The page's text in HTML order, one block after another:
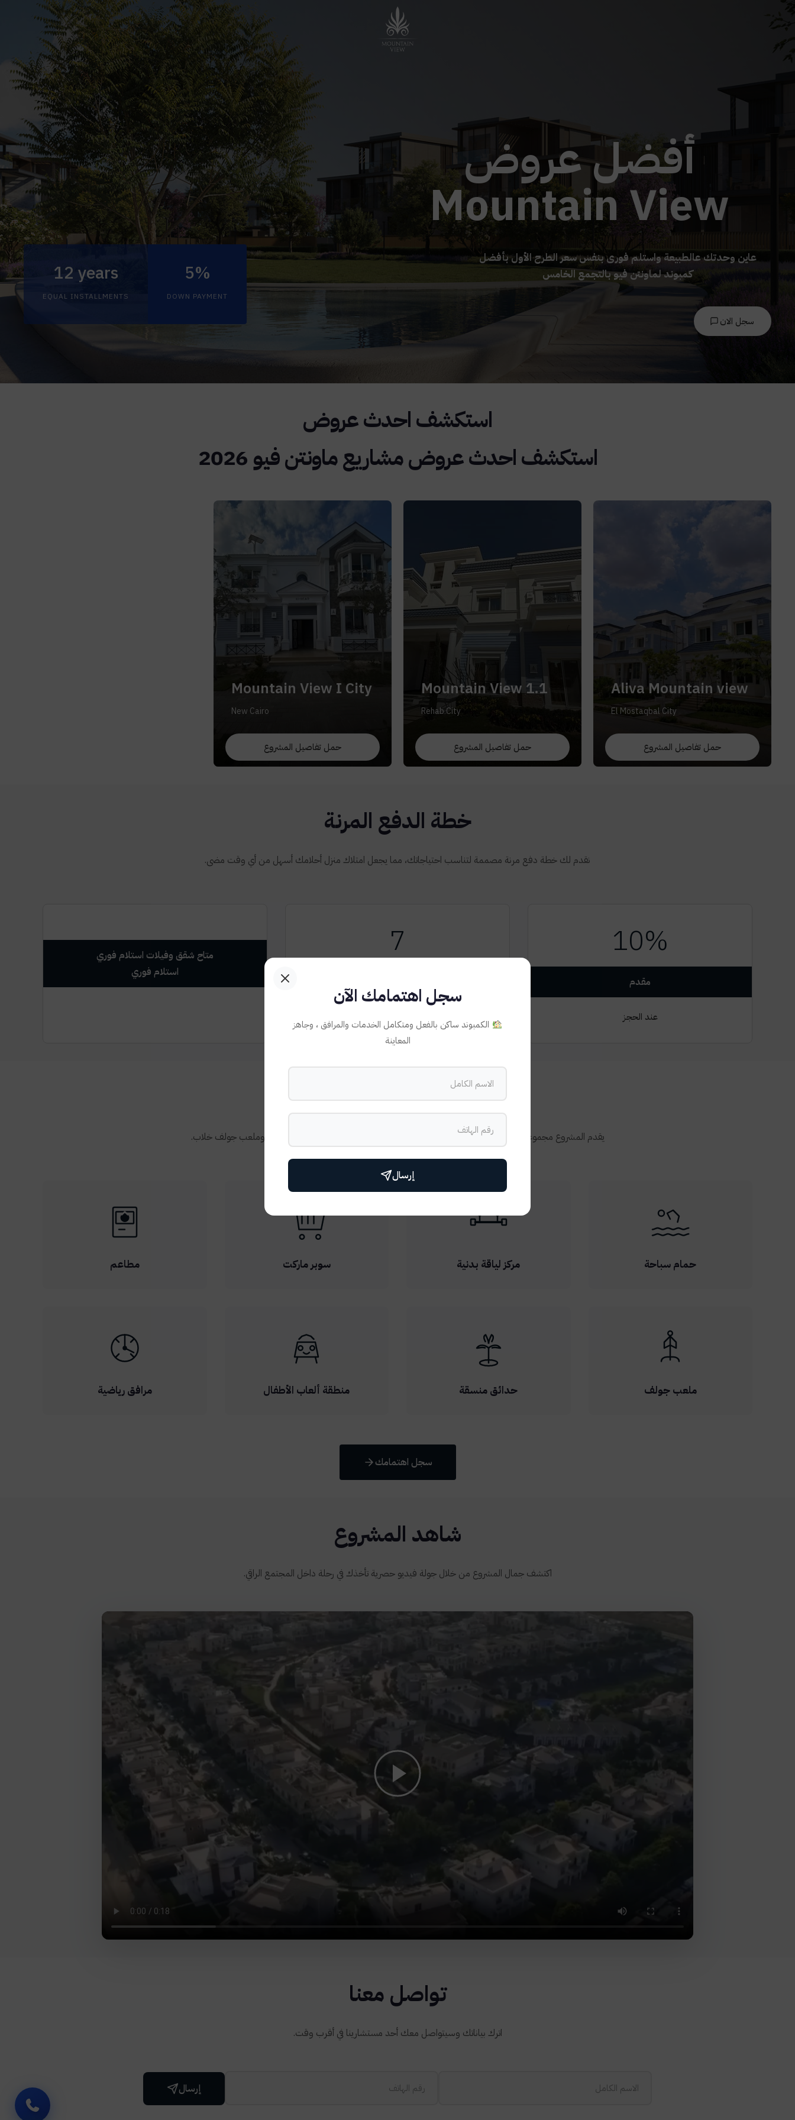
أفضل عروض
Mountain View
عاين وحدتك عالطبيعة واستلم فورى بنفس سعر الطرح الأول بأفضل
كمبوند لماونتن فيو بالتجمع الخامس
5%
DOWN PAYMENT
12 years
EQUAL INSTALLMENTS
سجل الان
استكشف احدث عروض مشاريع ماونتن فيو 2026
Aliva Mountain view
El Mostaqbal City
حمل تفاصيل المشروع
Mountain View 1.1
Rehab City
حمل تفاصيل المشروع
Mountain View I City
New Cairo
حمل تفاصيل المشروع
خطة الدفع المرنة
نقدم لك خطة دفع مرنة مصممة لتناسب احتياجاتك، مما يجعل امتلاك منزل أحلامك أسهل من أي وقت مضى.
10%
مقدم
عند الحجز
7 متاح شقق وفيلات استلام فوري
المرافق والخدمات
يقدم المشروع مجموعة من المرافق والخدمات العالمية، بما في ذلك حمام سباحة، مطاعم فاخرة، وملعب جولف خلاب.
حمام سباحة مركز لياقة بدنية سوبر ماركت مطاعم
ملعب جولف حدائق منسقة منطقة ألعاب الأطفال مرافق رياضية
سجل اهتمامك
شاهد المشروع
اكتشف جمال المشروع من خلال جولة فيديو حصرية تأخذك في رحلة داخل المجتمع الراقي.
تواصل معنا
اترك بياناتك وسيتواصل معك أحد مستشارينا في أقرب وقت.
إرسال
سجل اهتمامك الآن
الكمبوند ساكن بالفعل ومتكامل الخدمات والمرافق ، وجاهز
المعاينة
إرسال